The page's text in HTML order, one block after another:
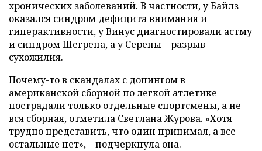
хронических заболеваний. В частности, у Байлз
оказался синдром дефицита внимания и
гиперактивности, у Винус диагностировали астму
и синдром Шегрена, а у Серены – разрыв
сухожилия.
Почему-то в скандалах с допингом в
американской сборной по легкой атлетике
пострадали только отдельные спортсмены, а не
вся сборная, отметила Светлана Журова. «Хотя
трудно представить, что один принимал, а все
остальные нет», – подчеркнула она.